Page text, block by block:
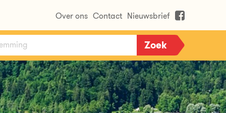
Over ons Contact Nieuwsbrief